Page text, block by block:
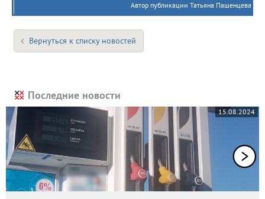
Автор публикации Татьяна Пашенцева
Вернуться к списку новостей
Последние новости
15.08.2024